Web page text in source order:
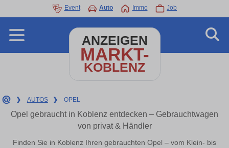
Event Auto Immo Job
ANZEIGEN
MARKT-
KOBLENZ
❯ AUTOS ❯ OPEL
Opel gebraucht in Koblenz entdecken – Gebrauchtwagen
von privat & Händler
Finden Sie in Koblenz Ihren gebrauchten Opel – vom Klein- bis